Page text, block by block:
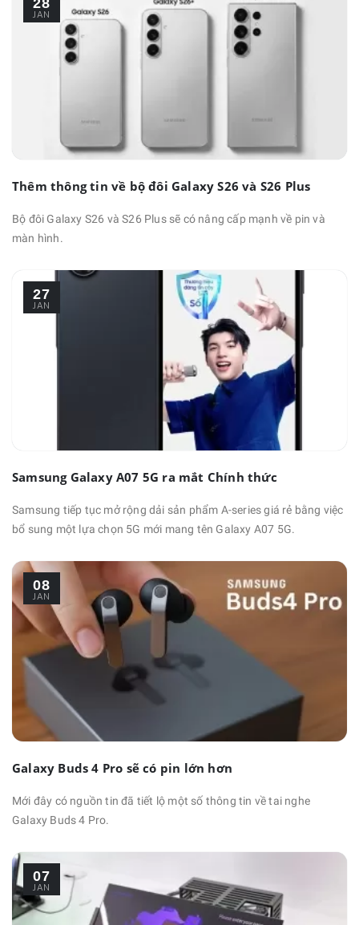
28
JAN
Thêm thông tin về bộ đôi Galaxy S26 và S26 Plus
Bộ đôi Galaxy S26 và S26 Plus sẽ có nâng cấp mạnh về pin và
màn hình.
27
JAN
Samsung Galaxy A07 5G ra mắt Chính thức
Samsung tiếp tục mở rộng dải sản phẩm A-series giá rẻ bằng việc
bổ sung một lựa chọn 5G mới mang tên Galaxy A07 5G.
08
JAN
Galaxy Buds 4 Pro sẽ có pin lớn hơn
Mới đây có nguồn tin đã tiết lộ một số thông tin về tai nghe
Galaxy Buds 4 Pro.
07
JAN